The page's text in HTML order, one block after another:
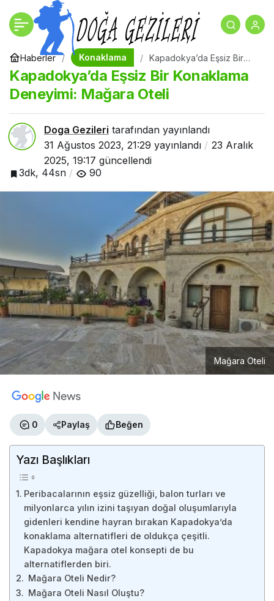
Haberler Konaklama
Kapadokya’da Eşsiz Bir
Konaklama Deneyimi:
Mağara Oteli
Kapadokya’da Eşsiz Bir Konaklama
Deneyimi: Mağara Oteli
Doga Gezileri tarafından yayınlandı
31 Ağustos 2023, 21:29 yayınlandı
23 Aralık
2025, 19:17 güncellendi
3dk, 44sn
90
Mağara Oteli
0 Paylaş Beğen
Yazı Başlıkları
Peribacalarının eşsiz güzelliği, balon turları ve
milyonlarca yılın izini taşıyan doğal oluşumlarıyla
gidenleri kendine hayran bırakan Kapadokya’da
konaklama alternatifleri de oldukça çeşitli.
Kapadokya mağara otel konsepti de bu
alternatiflerden biri.
Mağara Oteli Nedir?
Mağara Oteli Nasıl Oluştu?
İslami Oteller Neden
Tercih Edilir?
+ - Paylaş